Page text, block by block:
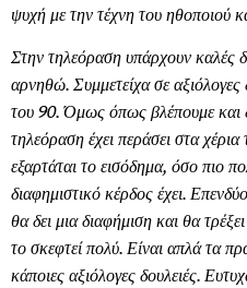
ψυχή με την τέχνη του ηθοποιού
Στην τηλεόραση υπάρχουν καλές
αρνηθώ. Συμμετείχα σε αξιόλογες
του 90. Όμως όπως βλέπουμε και
τηλεόραση έχει περάσει στα
εξαρτάται το εισόδημα, όσο πιο
διαφημιστικό κέρδος έχει.
θα δει μια διαφήμιση και θα
το σκεφτεί πολύ. Είναι απλά τα
κάποιες αξιόλογες δουλειές.